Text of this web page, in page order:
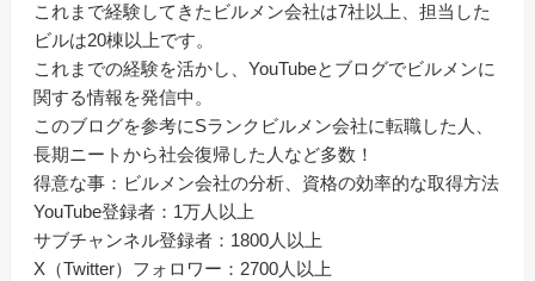
これまで経験してきたビルメン会社は7社以上、担当した
ビルは20棟以上です。
これまでの経験を活かし、YouTubeとブログでビルメンに
関する情報を発信中。
このブログを参考にSランクビルメン会社に転職した人、
長期ニートから社会復帰した人など多数！
得意な事：ビルメン会社の分析、資格の効率的な取得方法
YouTube登録者：1万人以上
サブチャンネル登録者：1800人以上
X（Twitter）フォロワー：2700人以上